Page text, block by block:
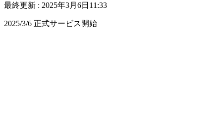
最終更新 : 2025年3月6日11:33
2025/3/6 正式サービス開始